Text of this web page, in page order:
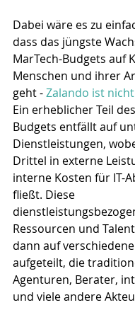
Dabei wäre es zu
dass das jüngste
MarTech-Budgets auf
Menschen und ihrer
geht - Zalando ist
Ein erheblicher Teil
Budgets entfällt auf
Dienstleistungen,
Drittel in externe
interne Kosten für IT-
fließt. Diese
Ressourcen und
dann auf
aufgeteilt, die
Agenturen, Berater,
und viele andere